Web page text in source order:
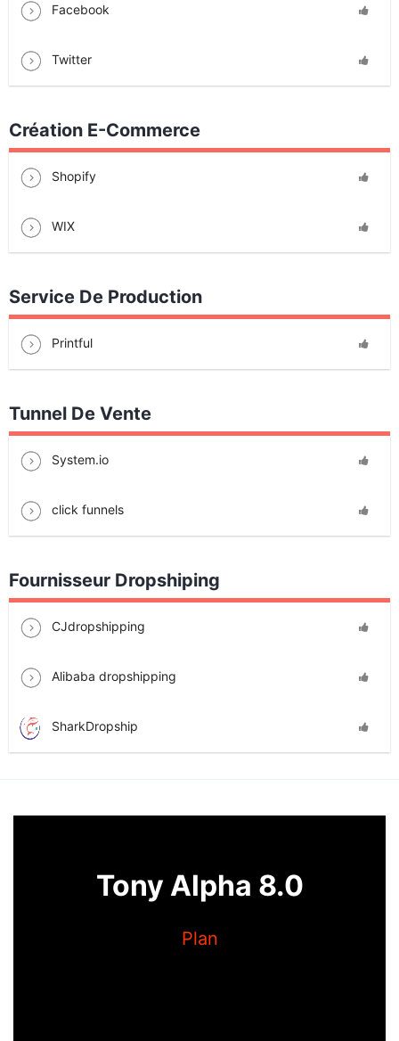
Facebook
Twitter
Création E-Commerce
Shopify
WIX
Service De Production
Printful
Tunnel De Vente
System.io
click funnels
Fournisseur Dropshiping
CJdropshipping
Alibaba dropshipping
SharkDropship
Tony Alpha 8.0
Plan